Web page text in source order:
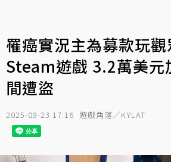
罹癌實況主為募款玩
Steam遊戲 3.2萬美元
間遭盜
2025-09-23 17:16 遊戲角落／KYLAT